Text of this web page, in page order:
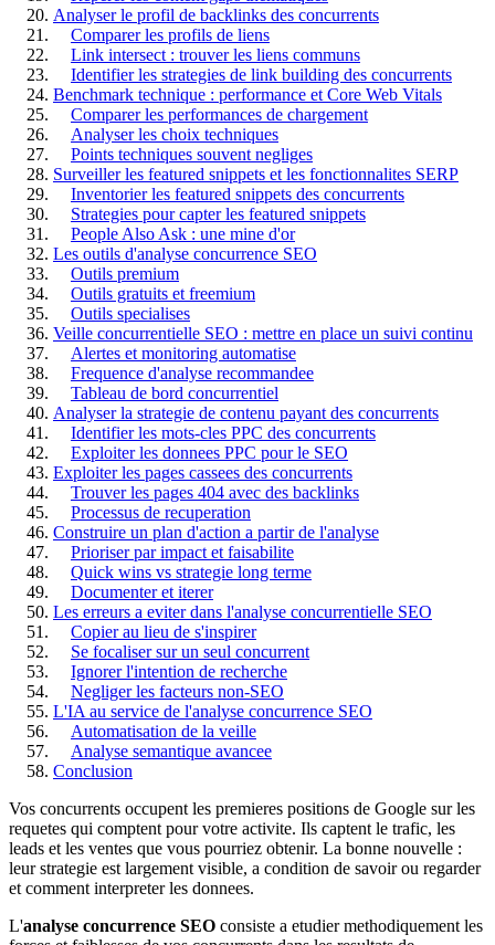
Analyser le profil de backlinks des concurrents
Comparer les profils de liens
Link intersect : trouver les liens communs
Identifier les strategies de link building des concurrents
Benchmark technique : performance et Core Web Vitals
Comparer les performances de chargement
Analyser les choix techniques
Points techniques souvent negliges
Surveiller les featured snippets et les fonctionnalites SERP
Inventorier les featured snippets des concurrents
Strategies pour capter les featured snippets
People Also Ask : une mine d'or
Les outils d'analyse concurrence SEO
Outils premium
Outils gratuits et freemium
Outils specialises
Veille concurrentielle SEO : mettre en place un suivi continu
Alertes et monitoring automatise
Frequence d'analyse recommandee
Tableau de bord concurrentiel
Analyser la strategie de contenu payant des concurrents
Identifier les mots-cles PPC des concurrents
Exploiter les donnees PPC pour le SEO
Exploiter les pages cassees des concurrents
Trouver les pages 404 avec des backlinks
Processus de recuperation
Construire un plan d'action a partir de l'analyse
Prioriser par impact et faisabilite
Quick wins vs strategie long terme
Documenter et iterer
Les erreurs a eviter dans l'analyse concurrentielle SEO
Copier au lieu de s'inspirer
Se focaliser sur un seul concurrent
Ignorer l'intention de recherche
Negliger les facteurs non-SEO
L'IA au service de l'analyse concurrence SEO
Automatisation de la veille
Analyse semantique avancee
Conclusion
Vos concurrents occupent les premieres positions de Google sur les
requetes qui comptent pour votre activite. Ils captent le trafic, les
leads et les ventes que vous pourriez obtenir. La bonne nouvelle :
leur strategie est largement visible, a condition de savoir ou regarder
et comment interpreter les donnees.
L'analyse concurrence SEO consiste a etudier methodiquement les